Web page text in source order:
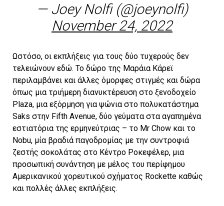
— Joey Nolfi (@joeynolfi)
November 24, 2022
Ωστόσο, οι εκπλήξεις για τους δύο τυχερούς δεν
τελειώνουν εδώ. Το δώρο της Μαράια Κάρεϊ
περιλαμβάνει και άλλες όμορφες στιγμές και δώρα
όπως μια τριήμερη διανυκτέρευση στο ξενοδοχείο
Plaza, μια εξόρμηση για ψώνια στο πολυκατάστημα
Saks στην Fifth Avenue, δύο γεύματα στα αγαπημένα
εστιατόρια της ερμηνεύτριας – το Mr Chow και το
Nobu, μία βραδιά παγοδρομίας με την συντροφιά
ζεστής σοκολάτας στο Κέντρο Ροκεφέλερ, μια
προσωπική συνάντηση με μέλος του περίφημου
Αμερικανικού χορευτικού σχήματος Rockette καθώς
και πολλές άλλες εκπλήξεις.